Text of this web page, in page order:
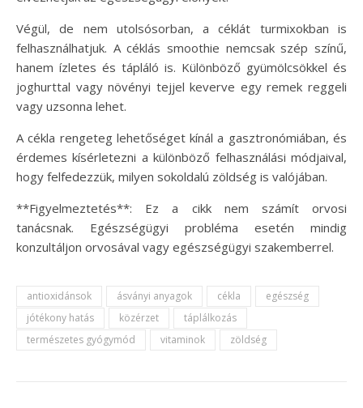
Végül, de nem utolsósorban, a céklát turmixokban is
felhasználhatjuk. A céklás smoothie nemcsak szép színű,
hanem ízletes és tápláló is. Különböző gyümölcsökkel és
joghurttal vagy növényi tejjel keverve egy remek reggeli
vagy uzsonna lehet.
A cékla rengeteg lehetőséget kínál a gasztronómiában, és
érdemes kísérletezni a különböző felhasználási módjaival,
hogy felfedezzük, milyen sokoldalú zöldség is valójában.
**Figyelmeztetés**: Ez a cikk nem számít orvosi
tanácsnak. Egészségügyi probléma esetén mindig
konzultáljon orvosával vagy egészségügyi szakemberrel.
antioxidánsok ásványi anyagok cékla
egészség
jótékony hatás
közérzet
táplálkozás
természetes gyógymód
vitaminok zöldség